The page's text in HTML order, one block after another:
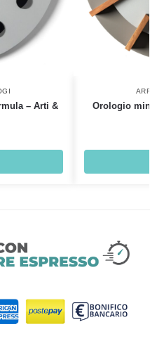
– Arti &
Orologio